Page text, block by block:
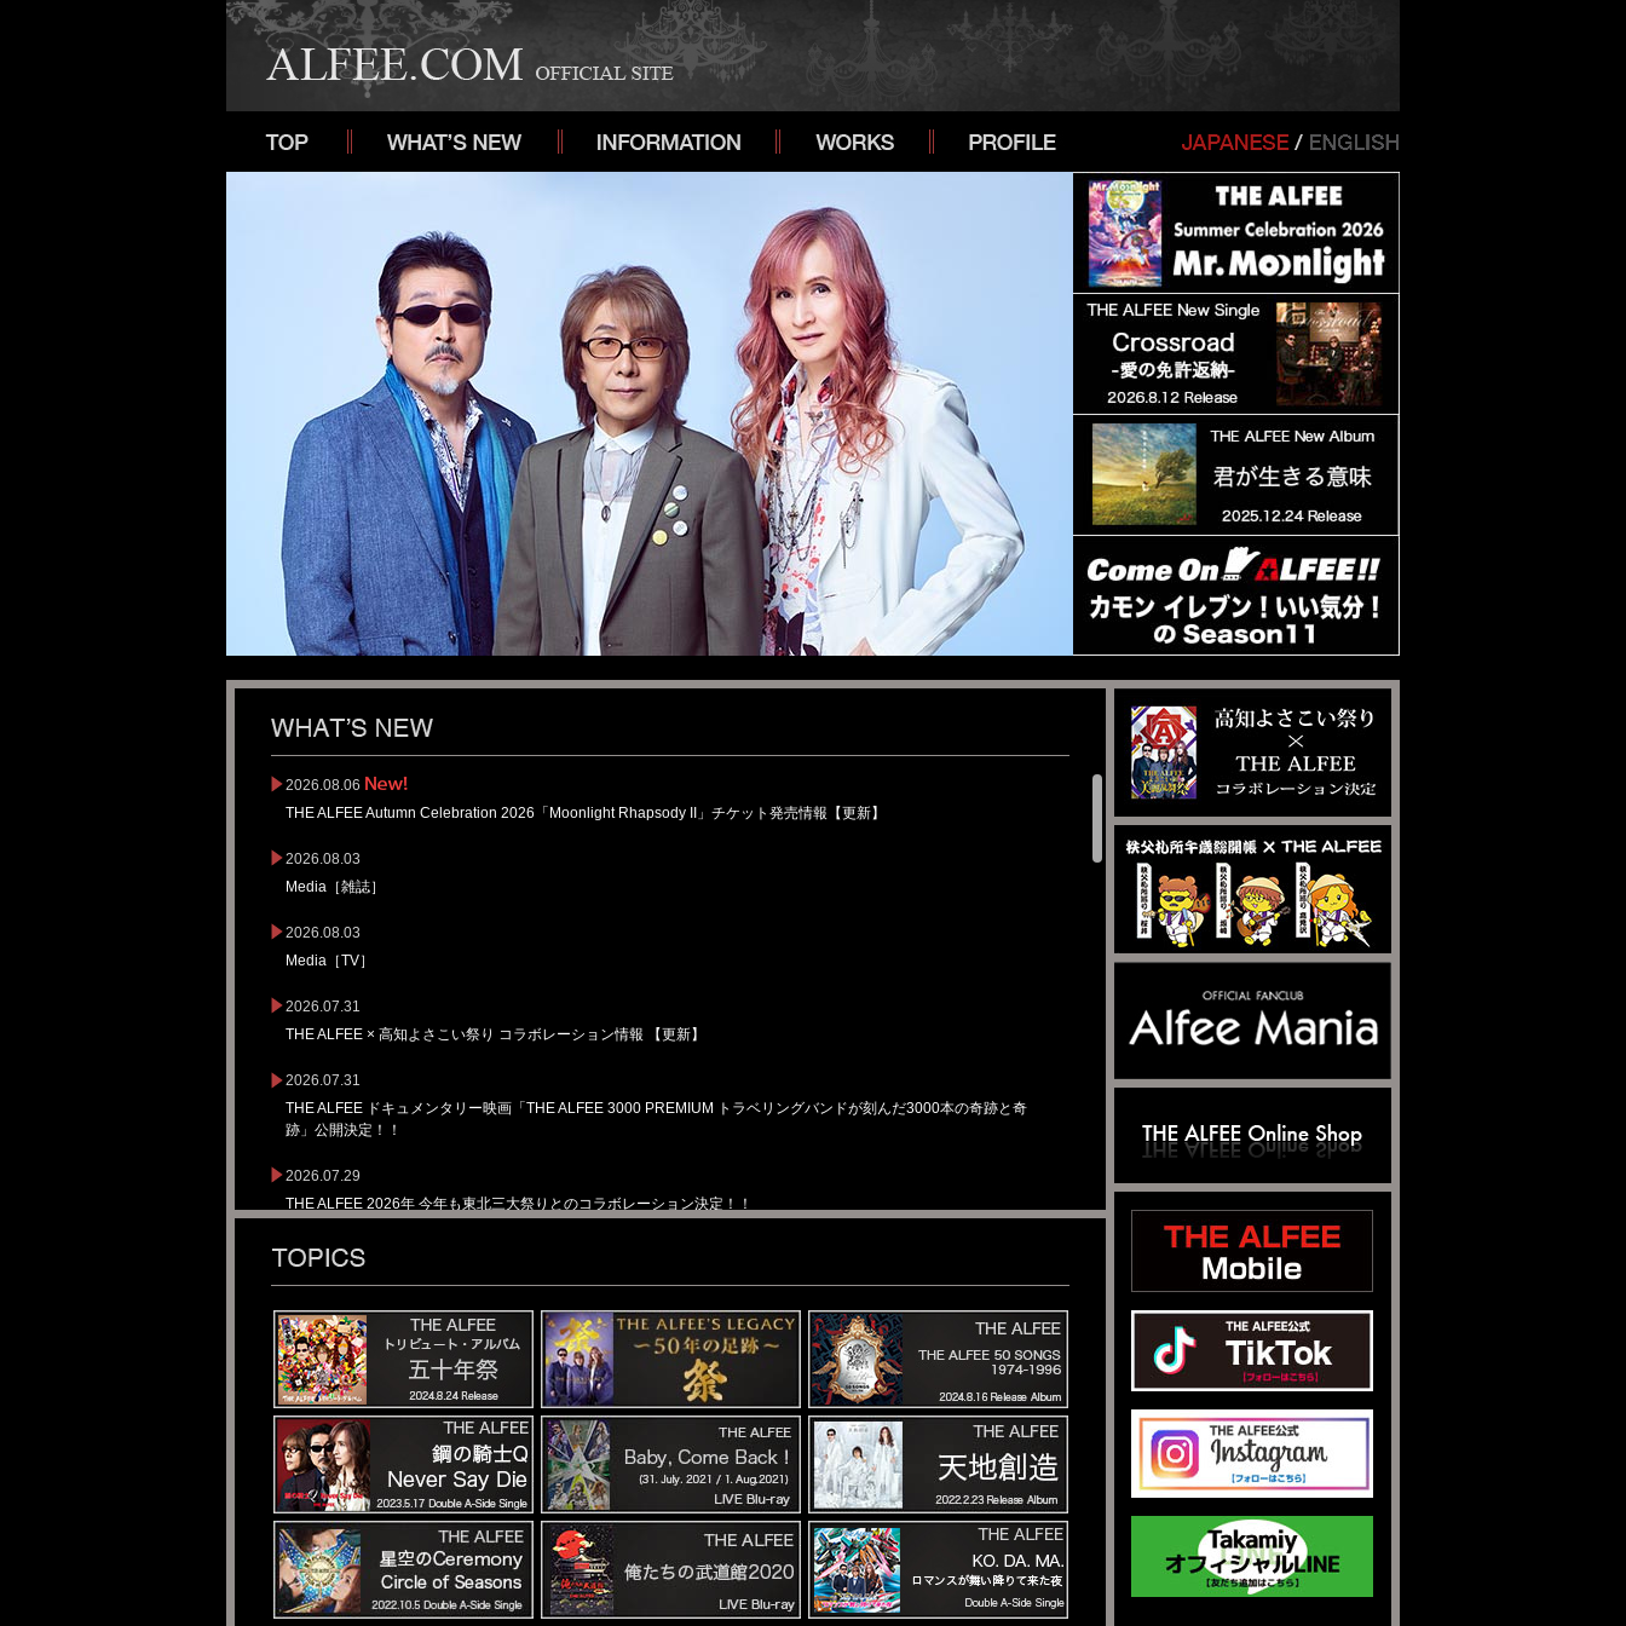
2026.08.06
THE ALFEE Autumn Celebration 2026「Moonlight Rhapsody II」チケット発売情報【更新】
2026.08.03
Media［雑誌］
2026.08.03
Media［TV］
2026.07.31
THE ALFEE × 高知よさこい祭り コラボレーション情報 【更新】
2026.07.31
THE ALFEE ドキュメンタリー映画「THE ALFEE 3000 PREMIUM トラベリングバンドが刻んだ3000本の奇跡と奇
跡」公開決定！！
2026.07.29
THE ALFEE 2026年 今年も東北三大祭りとのコラボレーション決定！！
2026.07.29
2026.07.29
THE ALFEE 「Summer Celebration 2026 Mr.Moonlight」チケット追加販売決定
2026.07.27
THE ALFEE「NEWクレラップ」新TVCM出演中！
2026.07.17
THE ALFEE 「Autumn Celebration 2026 Moonlight Rhapsody II」「Winter Celebration 2026 Moonlight
Rhapsody III」ツアー決定！！
2026.07.17
THE ALFEE ニューシングル「Crossroad -愛の免許返納- 」ジャケ写・収録曲・トークイベント＆ライブビューイ
ング情報